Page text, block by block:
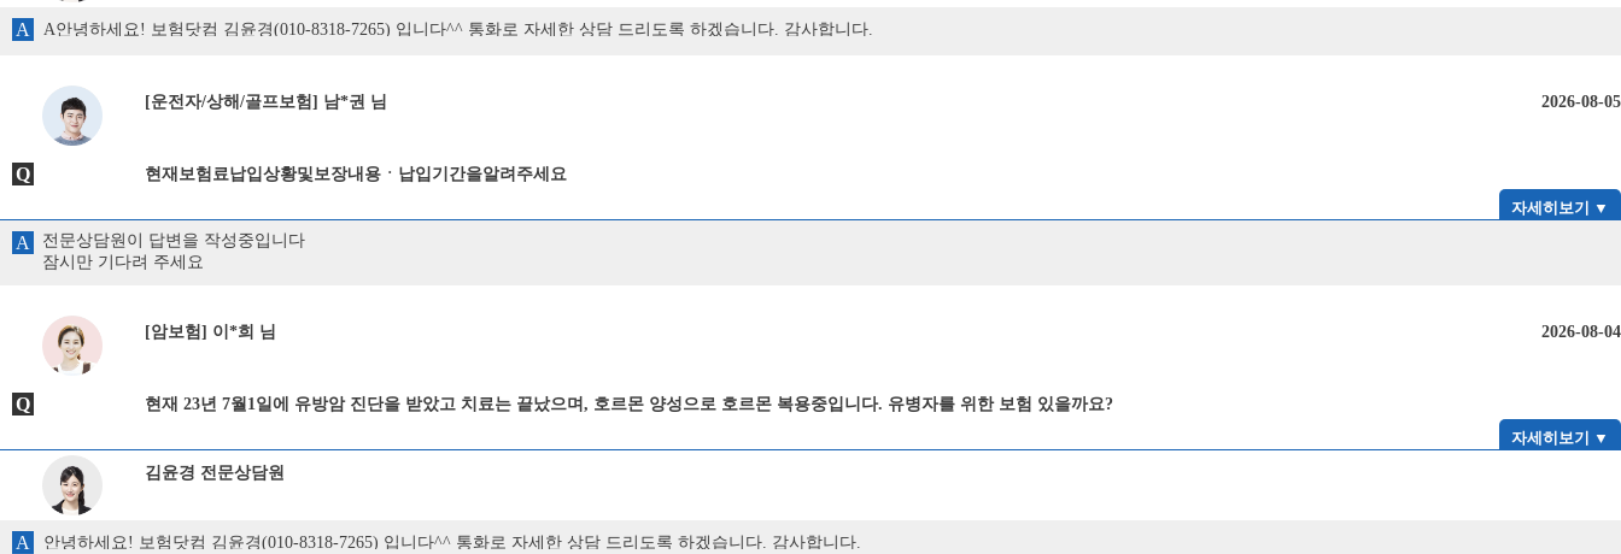
A A안녕하세요! 보험닷컴 김윤경(010-8318-7265) 입니다^^ 통화로 자세한 상담 드리도록 하겠습니다. 감사합니다.
[운전자/상해/골프보험] 남*권 님 2026-08-05
Q
현재보험료납입상황및보장내용ㆍ납입기간을알려주세요
자세히보기 ▼
A
전문상담원이 답변을 작성중입니다
잠시만 기다려 주세요
[암보험] 이*희 님 2026-08-04
Q
현재 23년 7월1일에 유방암 진단을 받았고 치료는 끝났으며, 호르몬 양성으로 호르몬 복용중입니다. 유병자를 위한 보험 있을까요?
자세히보기 ▼
김윤경 전문상담원
A 안녕하세요! 보험닷컴 김윤경(010-8318-7265) 입니다^^ 통화로 자세한 상담 드리도록 하겠습니다. 감사합니다.